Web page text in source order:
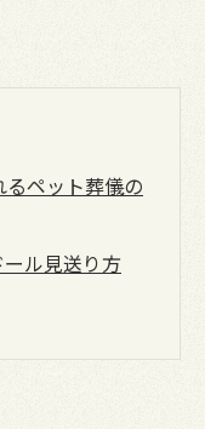
ペット葬儀の
ル見送り方
儀手順